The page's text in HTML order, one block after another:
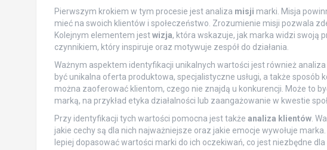
Pierwszym krokiem w tym procesie jest analiza misji marki. Misja
mieć na swoich klientów i społeczeństwo. Zrozumienie misji pozwala
Kolejnym elementem jestwizja, która wskazuje, jak marka widzi swoją
czynnikiem, który inspiruje oraz motywuje zespół do działania.
Ważnym aspektem identyfikacji unikalnych wartości jest również analiza
być unikalna oferta produktowa, specjalistyczne usługi, a także sposób
można zaoferować klientom, czego nie znajdą u konkurencji. Może to
marką, na przykład etyka działalności lub zaangażowanie w kwestie
Przy identyfikacji tych wartości pomocna jest także analiza klientów.
jakie cechy są dla nich najważniejsze oraz jakie emocje wywołuje
lepiej dopasować wartości marki do ich oczekiwań, co jest niezbędne